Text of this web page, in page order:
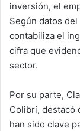
inversión, el
Según datos
contabiliza el
cifra que
sector.
Por su parte,
Colibrí, destacó
han sido clave